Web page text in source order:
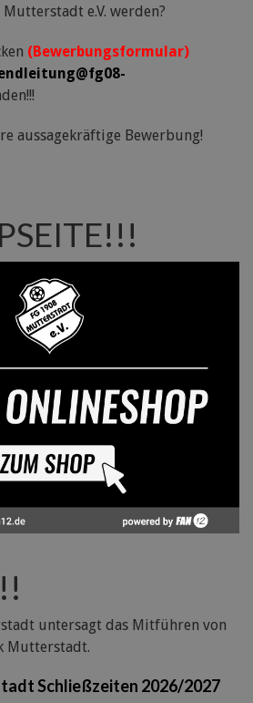
e.V. werden?
(Bewerbungsformular)
aussagekräftige Bewerbung!
untersagt das Mitführen von
Mutterstadt.
Schließzeiten 2026/2027